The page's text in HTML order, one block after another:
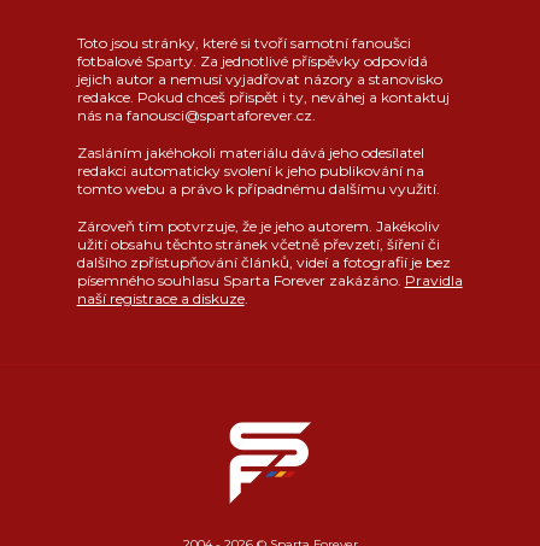
Toto jsou stránky, které si tvoří samotní fanoušci
fotbalové Sparty. Za jednotlivé příspěvky odpovídá
jejich autor a nemusí vyjadřovat názory a stanovisko
redakce. Pokud chceš přispět i ty, neváhej a kontaktuj
nás na fanousci@spartaforever.cz.
Zasláním jakéhokoli materiálu dává jeho odesílatel
redakci automaticky svolení k jeho publikování na
tomto webu a právo k případnému dalšímu využití.
Zároveň tím potvrzuje, že je jeho autorem. Jakékoliv
užití obsahu těchto stránek včetně převzetí, šíření či
dalšího zpřístupňování článků, videí a fotografií je bez
písemného souhlasu Sparta Forever zakázáno. Pravidla
naší registrace a diskuze.